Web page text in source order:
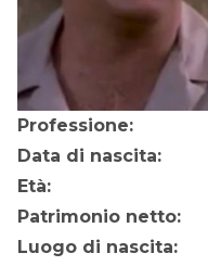
Professione:
Data di nascita:
Età:
Patrimonio netto:
Luogo di nascita: